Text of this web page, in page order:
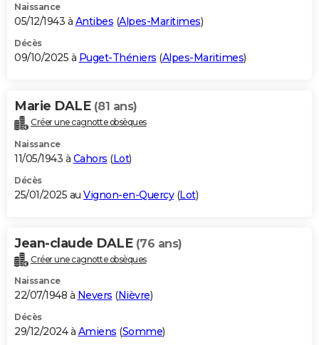
Naissance
05/12/1943 à Antibes (Alpes-Maritimes)
Décès
09/10/2025 à Puget-Théniers (Alpes-Maritimes)
Marie DALE (81 ans)
Créer une cagnotte obsèques
Naissance
11/05/1943 à Cahors (Lot)
Décès
25/01/2025 au Vignon-en-Quercy(Lot)
Jean-claude DALE (76 ans)
Créer une cagnotte obsèques
Naissance
22/07/1948 à Nevers (Nièvre)
Décès
29/12/2024 à Amiens (Somme)